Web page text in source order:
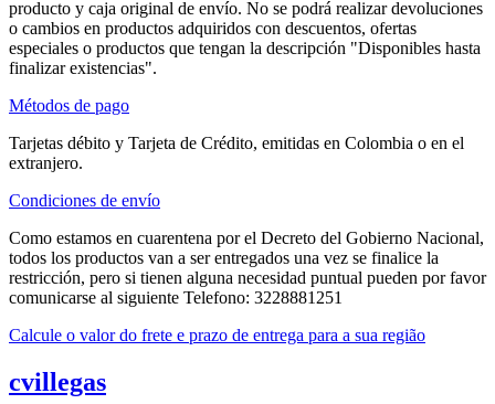
producto y caja original de envío. No se podrá realizar devoluciones
o cambios en productos adquiridos con descuentos, ofertas
especiales o productos que tengan la descripción "Disponibles hasta
finalizar existencias".
Métodos de pago
Tarjetas débito y Tarjeta de Crédito, emitidas en Colombia o en el
extranjero.
Condiciones de envío
Como estamos en cuarentena por el Decreto del Gobierno Nacional,
todos los productos van a ser entregados una vez se finalice la
restricción, pero si tienen alguna necesidad puntual pueden por favor
comunicarse al siguiente Telefono: 3228881251
Calcule o valor do frete e prazo de entrega para a sua região
cvillegas